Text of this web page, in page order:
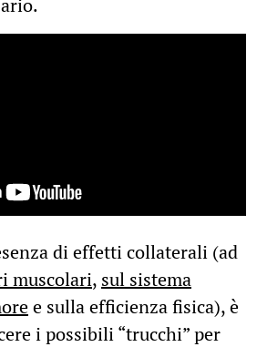
di effetti collaterali (ad
muscolari, sul sistema
e sulla efficienza fisica), è
i possibili “trucchi” per